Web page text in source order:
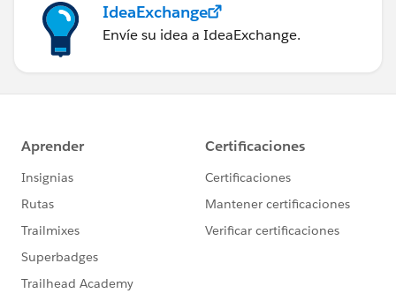
IdeaExchange
Envíe su idea a IdeaExchange.